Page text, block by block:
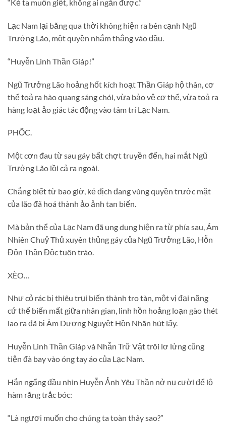
“Kẻ ta muốn giết, không ai ngăn được.”
Lạc Nam lại băng qua thời không hiện ra bên cạnh Ngũ
Trưởng Lão, một quyền nhắm thẳng vào đầu.
“Huyễn Linh Thần Giáp!”
Ngũ Trưởng Lão hoảng hốt kích hoạt Thần Giáp hộ thân, cơ
thể toả ra hào quang sáng chói, vừa bảo vệ cơ thể, vừa toả ra
hàng loạt ảo giác tác động vào tâm trí Lạc Nam.
PHỐC.
Một cơn đau từ sau gáy bất chợt truyền đến, hai mắt Ngũ
Trưởng Lão lồi cả ra ngoài.
Chẳng biết từ bao giờ, kẻ địch đang vùng quyền trước mặt
của lão đã hoá thành ảo ảnh tan biến.
Mà bản thể của Lạc Nam đã ung dung hiện ra từ phía sau, Ám
Nhiên Chuỷ Thủ xuyên thủng gáy của Ngũ Trưởng Lão, Hỗn
Độn Thần Độc tuôn trào.
XÈO…
Như cỏ rác bị thiêu trụi biến thành tro tàn, một vị đại năng
cứ thế biến mất giữa nhân gian, linh hồn hoảng loạn gào thét
lao ra đã bị Âm Dương Nguyệt Hồn Nhãn hút lấy.
Huyễn Linh Thần Giáp và Nhẫn Trữ Vật trôi lơ lửng cũng
tiện đà bay vào óng tay áo của Lạc Nam.
Hắn ngẩng đầu nhìn Huyễn Ảnh Yêu Thần nở nụ cười để lộ
hàm răng trắc bóc:
“Là ngươi muốn cho chúng ta toàn thây sao?”